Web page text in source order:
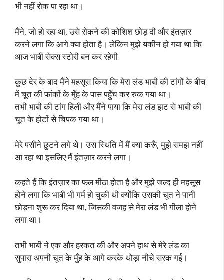
भी नहीं रोक पा रहा था।
मैंने, जो हो रहा था, उसे रोकने की कोशिश छोड़ दी और इंतज़ार
करने लगा कि आगे क्या होता है। लेकिन मुझे यकीन हो गया था कि
आज भाबी सेक्स स्टोरी बन कर रहेगी.
कुछ देर के बाद मैंने महसूस किया कि मेरा लंड भाबी की टांगों के बीच
में चूत की फांकों के मुँह के पास पहुँच कर रुक गया था।
तभी भाबी की टांग हिली और मैंने पाया कि मेरा लंड झट से भाबी की
चूत के होटों से चिपक गया था।
मेरे पसीने छुटने लगे थे। उस स्थिति में मैं क्या करूँ, मुझे समझ नहीं
आ रहा था इसलिए मैं इंतज़ार करने लगा।
कहते हैं कि इंतज़ार का फल मीठा होता है और मुझे जल्द ही महसूस
होने लगा कि भाबी भी गर्म हो चुकी थी क्योंकि उसकी चूत ने पानी
छोड़ना शुरू कर दिया था, जिसकी वजह से मेरा लंड भी गीला होने
लगा था।
तभी भाबी ने एक और हरकत की और अपने हाथ से मेरे लंड का
सुपारा अपनी चूत के मुँह के आगे करके थोड़ा नीचे सरक गई।